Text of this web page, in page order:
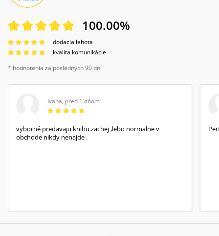
100.00%
dodacia lehota
kvalita komunikácie
* hodnotenia za posledných 90 dní
Ivana, pred 1 dňom
vyborné predavaju knihu zachej ,lebo normalne v
obchode nikdy nenajde .